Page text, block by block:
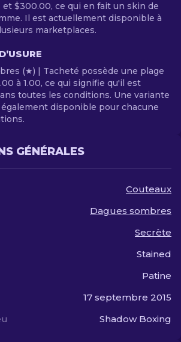
et $300.00, ce qui en fait un skin de
Il est actuellement disponible à
marketplaces.
(★) | Tacheté possède une plage
à 1.00, ce qui signifie qu'il est
toutes les conditions. Une variante
disponible pour chacune
GÉNÉRALES
Couteaux
Dagues sombres
Secrète
Stained
Patine
17 septembre 2015
Shadow Boxing